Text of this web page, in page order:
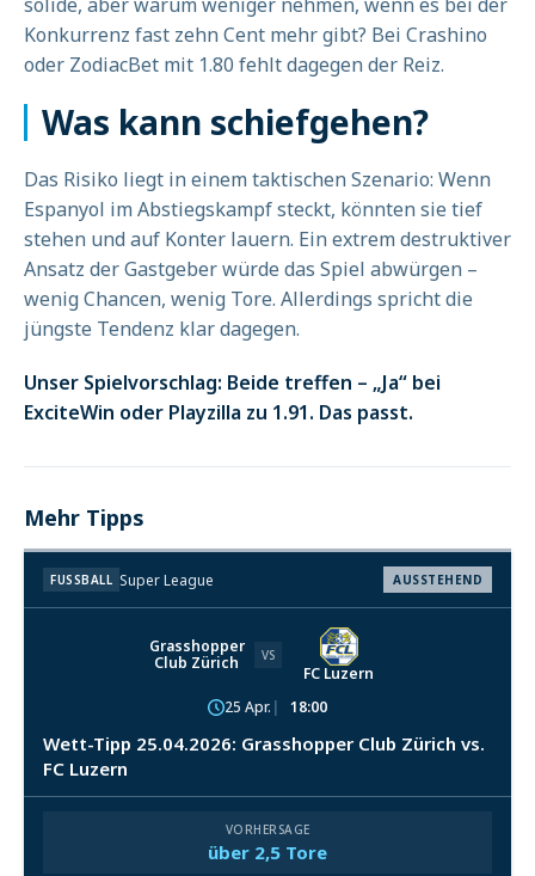
Konkurrenz fast zehn Cent mehr gibt? Bei Crashino
oder ZodiacBet mit 1.80 fehlt dagegen der Reiz.
Was kann schiefgehen?
Das Risiko liegt in einem taktischen Szenario: Wenn
Espanyol im Abstiegskampf steckt, könnten sie tief
stehen und auf Konter lauern. Ein extrem destruktiver
Ansatz der Gastgeber würde das Spiel abwürgen –
wenig Chancen, wenig Tore. Allerdings spricht die
jüngste Tendenz klar dagegen.
Unser Spielvorschlag: Beide treffen – „Ja“ bei
ExciteWin oder Playzilla zu 1.91. Das passt.
Mehr Tipps
FUSSBALL Super League AUSSTEHEND
Grasshopper
Club Zürich
VS
FC Luzern
25 Apr.
18:00
Wett-Tipp 25.04.2026: Grasshopper Club Zürich vs.
FC Luzern
VORHERSAGE
über 2,5 Tore